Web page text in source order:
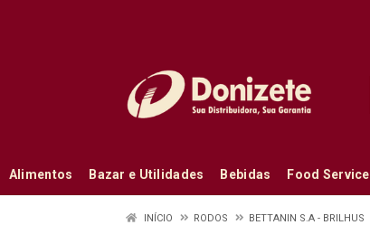
Alimentos Bazar e Utilidades Bebidas Food Service
INÍCIO RODOS BETTANIN S.A - BRILHUS